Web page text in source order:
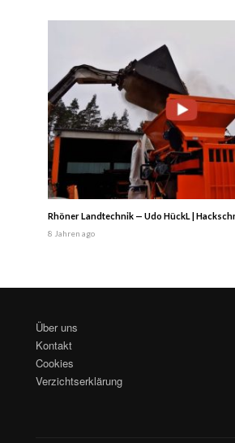
Rhöner Landtechnik — Udo HückL |
8 Jahren ago
Über uns
Kontakt
Cookies
Verzichtserklärung